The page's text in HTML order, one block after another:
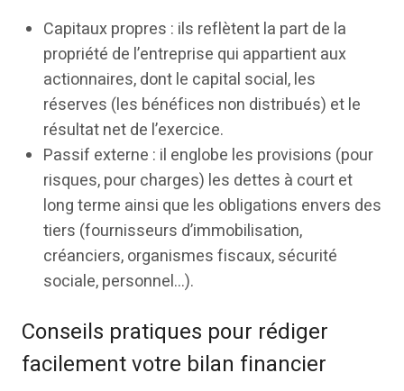
Capitaux propres : ils reflètent la part de la
propriété de l’entreprise qui appartient aux
actionnaires, dont le capital social, les
réserves (les bénéfices non distribués) et le
résultat net de l’exercice.
Passif externe : il englobe les provisions (pour
risques, pour charges) les dettes à court et
long terme ainsi que les obligations envers des
tiers (fournisseurs d’immobilisation,
créanciers, organismes fiscaux, sécurité
sociale, personnel…).
Conseils pratiques pour rédiger
facilement votre bilan financier